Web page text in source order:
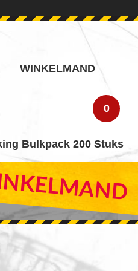
WINKELMAND
0
Bulkpack 200 Stuks